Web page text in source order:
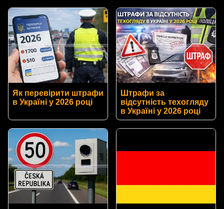
Як перевірити штрафи
в Україні у 2026 році
Штрафи за
відсутність техогляду
в Україні у 2026 році